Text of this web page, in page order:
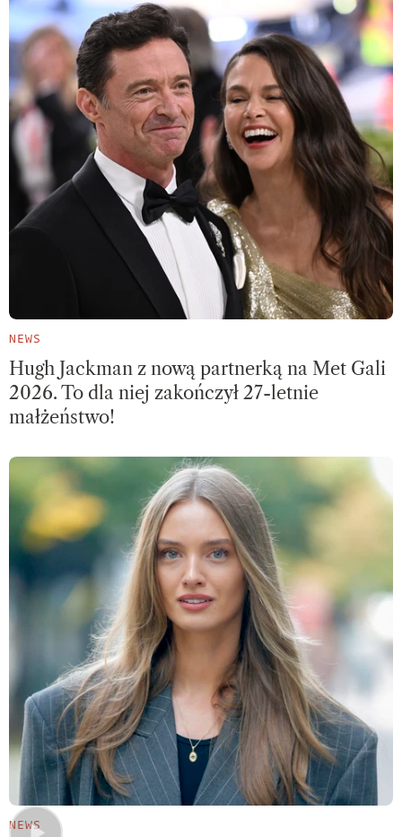
NEWS
Hugh Jackman z nową partnerką na Met Gali
2026. To dla niej zakończył 27-letnie
małżeństwo!
NEWS